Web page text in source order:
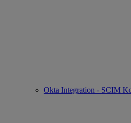
Okta Integration - SCIM